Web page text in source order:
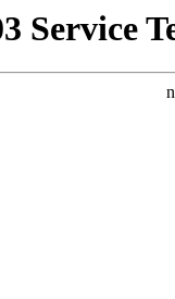
Service